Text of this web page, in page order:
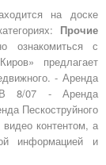
на доске
Прочие
ознакомиться с
предлагает
- Аренда
8/07 - Аренда
Пескоструйного
контентом, а
информацией и